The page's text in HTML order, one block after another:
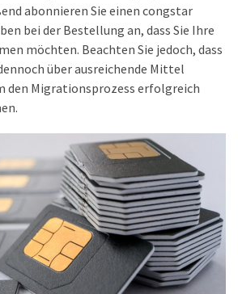
abonnieren Sie einen congstar
bei der Bestellung an, dass Sie Ihre
möchten. Beachten Sie jedoch, dass
über ausreichende Mittel
den Migrationsprozess erfolgreich